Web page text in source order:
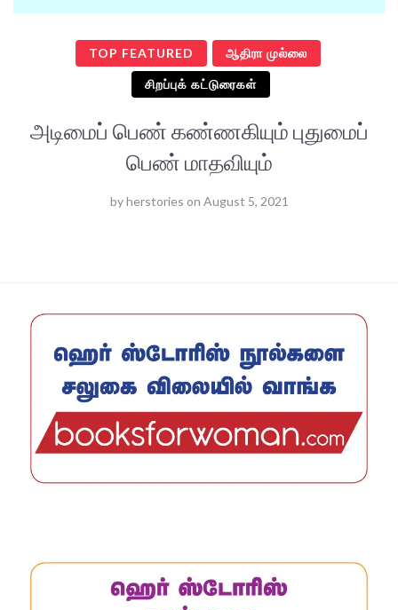
TOP FEATURED ஆதிரா முல்லை
சிறப்புக் கட்டுரைகள்
அடிமைப் பெண் கண்ணகியும் புதுமைப்
பெண் மாதவியும்
byherstories on August 5, 2021